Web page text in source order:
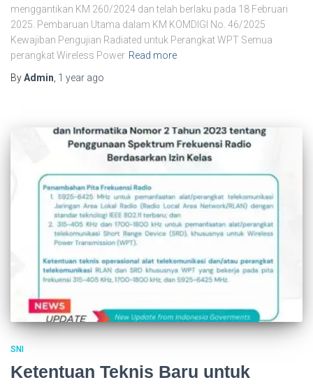
menggantikan KM 260/2024 dan telah berlaku pada 18 Februari
2025. Pembaruan Utama dalam KM KOMDIGI No. 46/2025
Kewajiban Pengujian Radiated untuk Perangkat WPT Semua
perangkat Wireless Power Read more
ByAdmin 1 year ago
SNI
Ketentuan Teknis Baru untuk